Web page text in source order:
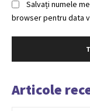
Salvați numele
browser pentru data
Articole